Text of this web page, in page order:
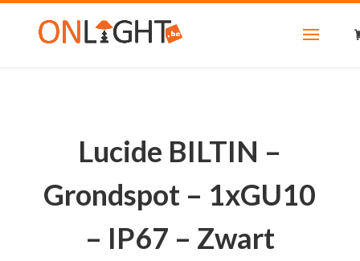
Lucide BILTIN –
Grondspot – 1xGU10
– IP67 – Zwart